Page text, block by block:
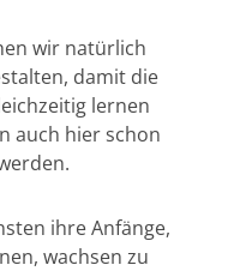
wir natürlich
damit die
lernen
auch hier schon
ihre Anfänge,
wachsen zu